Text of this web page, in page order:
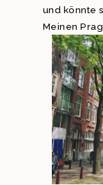
und könnte
Meinen